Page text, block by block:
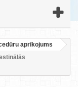
aprīkojums